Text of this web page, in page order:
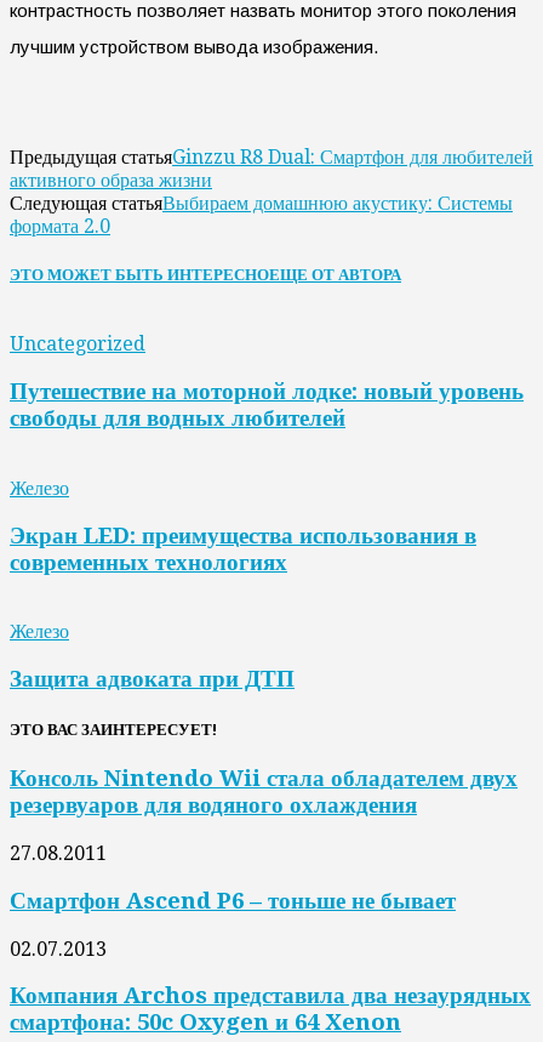
контрастность позволяет назвать монитор этого поколения
лучшим устройством вывода изображения.
Предыдущая статьяGinzzu R8 Dual: Смартфон для любителей
активного образа жизни
Следующая статьяВыбираем домашнюю акустику: Системы
формата 2.0
ЭТО МОЖЕТ БЫТЬ ИНТЕРЕСНОЕЩЕ ОТ АВТОРА
Uncategorized
Путешествие на моторной лодке: новый уровень
свободы для водных любителей
Железо
Экран LED: преимущества использования в
современных технологиях
Железо
Защита адвоката при ДТП
ЭТО ВАС ЗАИНТЕРЕСУЕТ!
Консоль Nintendo Wii стала обладателем двух
резервуаров для водяного охлаждения
27.08.2011
Смартфон Ascend P6 – тоньше не бывает
02.07.2013
Компания Archos представила два незаурядных
смартфона: 50c Oxygen и 64 Xenon